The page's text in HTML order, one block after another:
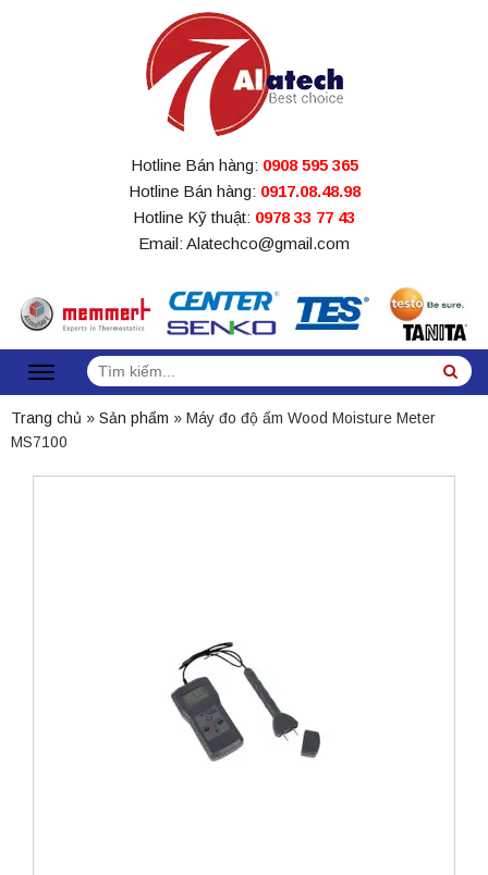
Hotline Bán hàng: 0908 595 365
Hotline Bán hàng: 0917.08.48.98
Hotline Kỹ thuật: 0978 33 77 43
Email: Alatechco@gmail.com
Tìm
kiếm:
Trang chủ » Sản phẩm » Máy đo độ ẩm Wood Moisture Meter
MS7100